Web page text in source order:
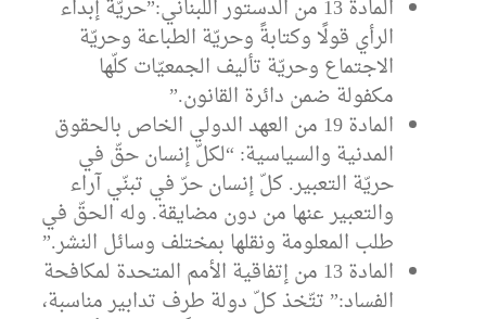
المادة 13 من الدستور اللبناني:”حريّة إبداء
الرأي قولًا وكتابةً وحريّة الطباعة وحريّة
الاجتماع وحريّة تأليف الجمعيّات كلّها
مكفولة ضمن دائرة القانون.”
المادة 19 من العهد الدولي الخاص بالحقوق
المدنية والسياسية: “لكلّ إنسان حقّ في
حريّة التعبير. كلّ إنسان حرّ في تبنّي آراء
والتعبير عنها من دون مضايقة. وله الحقّ في
طلب المعلومة ونقلها بمختلف وسائل النشر.”
المادة 13 من إتفاقية الأمم المتحدة لمكافحة
الفساد:” تتّخذ كلّ دولة طرف تدابير مناسبة،